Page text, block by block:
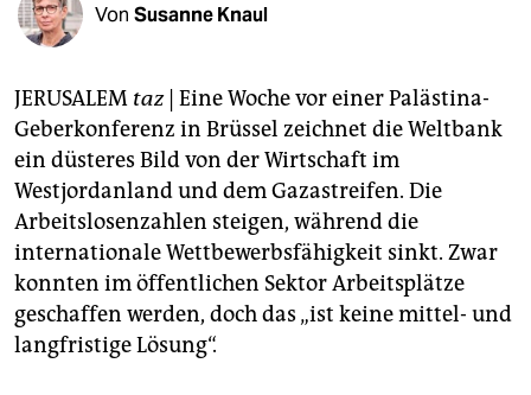
shop
unterstützen
abo
genossenschaft
epaper login
Von Susanne Knaul
JERUSALEM taz| Eine Woche vor einer Palästina-
Geberkonferenz in Brüssel zeichnet die Weltbank
ein düsteres Bild von der Wirtschaft im
Westjordanland und dem Gazastreifen. Die
Arbeitslosenzahlen steigen, während die
internationale Wettbewerbsfähigkeit sinkt. Zwar
konnten im öffentlichen Sektor Arbeitsplätze
geschaffen werden, doch das „ist keine mittel- und
langfristige Lösung“.